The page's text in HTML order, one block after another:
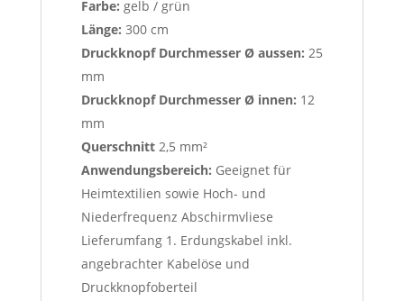
Farbe: gelb / grün
Länge: 300 cm
Druckknopf Durchmesser Ø aussen: 25
mm
Druckknopf Durchmesser Ø innen: 12
mm
Querschnitt2,5 mm²
Anwendungsbereich: Geeignet für
Heimtextilien sowie Hoch- und
Niederfrequenz Abschirmvliese
Lieferumfang 1. Erdungskabel inkl.
angebrachter Kabelöse und
Druckknopfoberteil